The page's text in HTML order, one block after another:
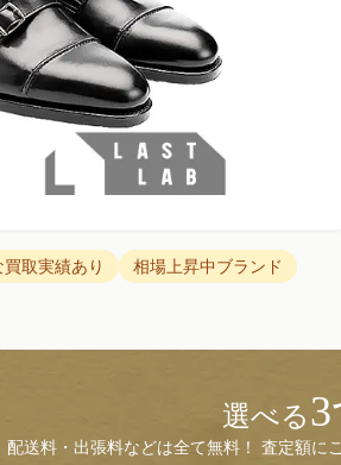
買取実績あり 相場上昇中ブランド
選べる
送料・出張料などは全て無料！ 査定額